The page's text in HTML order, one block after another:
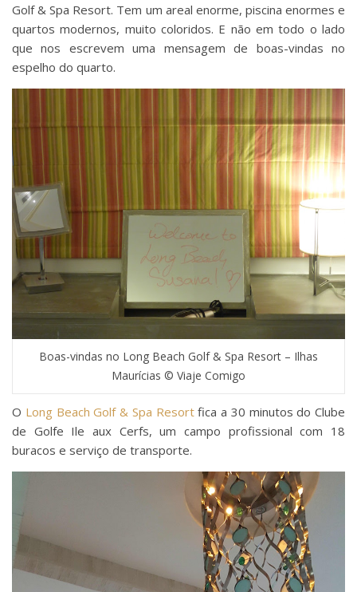
Golf & Spa Resort. Tem um areal enorme, piscina enormes e
quartos modernos, muito coloridos. E não em todo o lado
que nos escrevem uma mensagem de boas-vindas no
espelho do quarto.
Boas-vindas no Long Beach Golf & Spa Resort – Ilhas
Maurícias © Viaje Comigo
O Long Beach Golf & Spa Resortfica a 30 minutos do Clube
de Golfe Ile aux Cerfs, um campo profissional com 18
buracos e serviço de transporte.